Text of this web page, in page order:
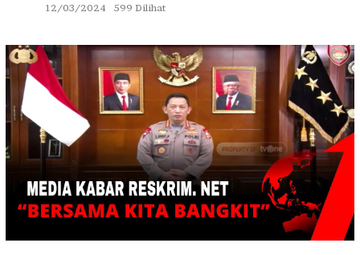
12/03/2024
599 Dilihat